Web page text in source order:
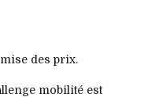
des prix.
mobilité est